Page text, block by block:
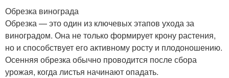
Обрезка винограда
Обрезка — это один из ключевых этапов ухода за
виноградом. Она не только формирует крону растения,
но и способствует его активному росту и плодоношению.
Осенняя обрезка обычно проводится после сбора
урожая, когда листья начинают опадать.